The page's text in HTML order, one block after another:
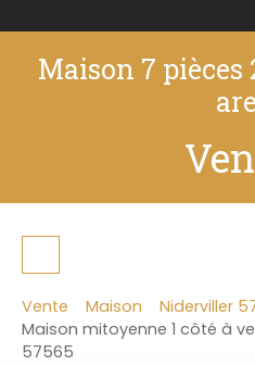
Maison 7 pièces
Vente Maison
Niderviller
Maison mitoyenne 1 côté à
57565